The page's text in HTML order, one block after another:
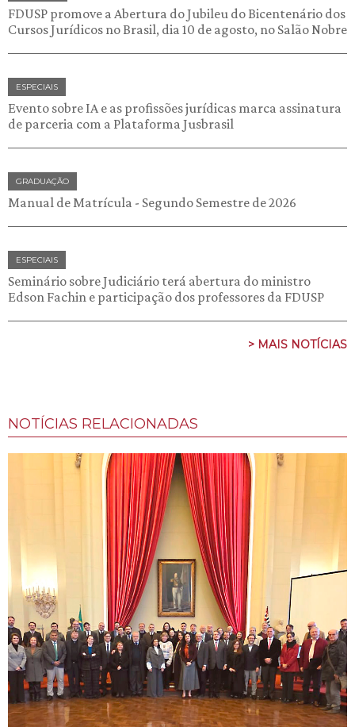
FDUSP promove a Abertura do Jubileu do Bicentenário dos
Cursos Jurídicos no Brasil, dia 10 de agosto, no Salão Nobre
ESPECIAIS
Evento sobre IA e as profissões jurídicas marca assinatura
de parceria com a Plataforma Jusbrasil
GRADUAÇÃO
Manual de Matrícula - Segundo Semestre de 2026
ESPECIAIS
Seminário sobre Judiciário terá abertura do ministro
Edson Fachin e participação dos professores da FDUSP
> MAIS NOTÍCIAS
NOTÍCIAS RELACIONADAS